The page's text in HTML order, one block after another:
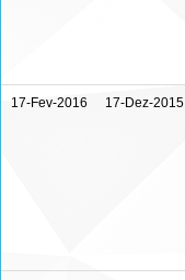
17-Fev-2016 17-Dez-2015